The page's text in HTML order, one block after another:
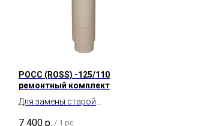
POCC (ROSS) -125/110
ремонтный комплект
Для замены старой
7 400 р. / 1 pc